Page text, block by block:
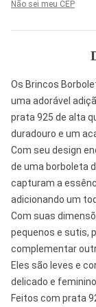
Não sei meu CEP
Os Brincos
uma adorável
prata 925 de alta
duradouro e um
Com seu design
de uma borboleta
capturam a
adicionando um
Com suas
pequenos e sutis,
complementar
Eles são leves e
delicado e feminino.
Feitos com prata